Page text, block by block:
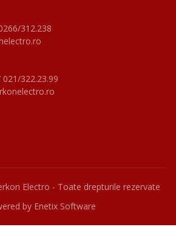
312.238
021/322.23.99
Electro - Toate drepturile rezervate
by Enetix Software